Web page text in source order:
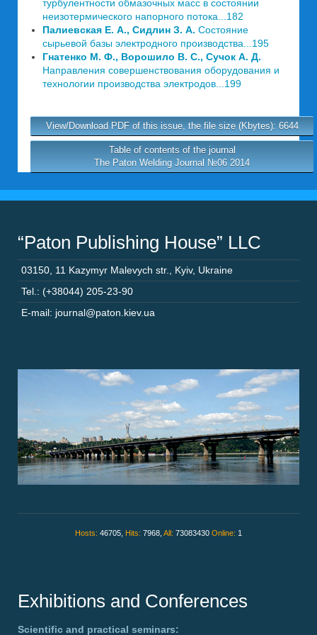
турбулентности обмазочных масс в состоянии
неизотермического напорного потока...182
Палиевская Е. А., Сидлин З. А. Состояние
сырьевой базы электродного производства...195
Гнатенко М. Ф., Ворошило В. С., Сучок А. Д.
Направления совершенствования оборудования и
технологии производства электродов...199
View/Download PDF of this issue, the file size (Kbytes): 6644
Table of contents of the journal
The Paton Welding Journal №06 2014
“Paton Publishing House” LLC
03150 11 Kazymyr Malevych str. Kyiv, Ukraine
Tel.: (+38044) 205-23-90
E-mail: journal@paton.kiev.ua
Hosts: 46705, Hits: 7968, All: 73083430 Online: 1
Exhibitions and Conferences
Scientific and practical seminars: